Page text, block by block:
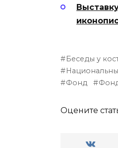
Беседы у
Фонд
Оцените